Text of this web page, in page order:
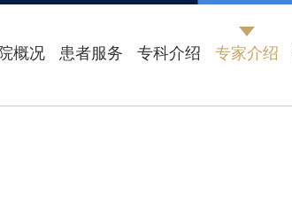
概况
患者服务 专科介绍 专家介绍